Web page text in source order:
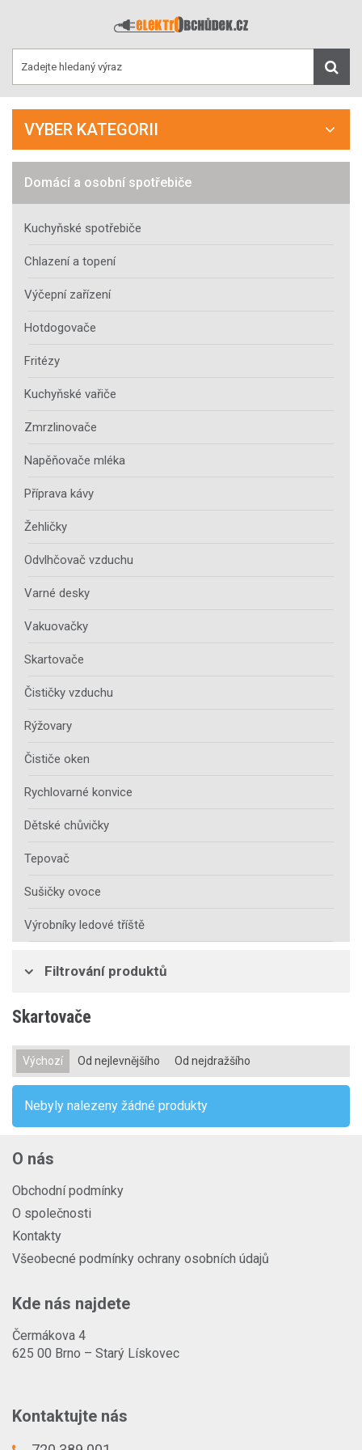
VYBER KATEGORII
Domácí a osobní spotřebiče
Kuchyňské spotřebiče
Chlazení a topení
Výčepní zařízení
Hotdogovače
Fritézy
Kuchyňské vařiče
Zmrzlinovače
Napěňovače mléka
Příprava kávy
Žehličky
Odvlhčovač vzduchu
Varné desky
Vakuovačky
Skartovače
Čističky vzduchu
Rýžovary
Čističe oken
Rychlovarné konvice
Dětské chůvičky
Tepovač
Sušičky ovoce
Výrobníky ledové tříště
Filtrování produktů
Skartovače
Výchozí Od nejlevnějšího Od nejdražšího
Nebyly nalezeny žádné produkty
O nás
Obchodní podmínky
O společnosti
Kontakty
Všeobecné podmínky ochrany osobních údajů
Kde nás najdete
Čermákova 4
625 00 Brno – Starý Lískovec
Kontaktujte nás